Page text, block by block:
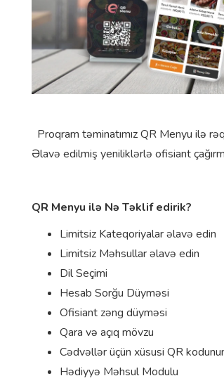
Proqram təminatımız QR Menyu ilə
Əlavə edilmiş yeniliklərlə ofisiant
QR Menyu ilə Nə Təklif edirik?
Limitsiz Kateqoriyalar əlavə edin
Limitsiz Məhsullar əlavə edin
Dil Seçimi
Hesab Sorğu Düyməsi
Ofisiant zəng düyməsi
Qara və açıq mövzu
Cədvəllər üçün xüsusi QR
Hədiyyə Məhsul Modulu